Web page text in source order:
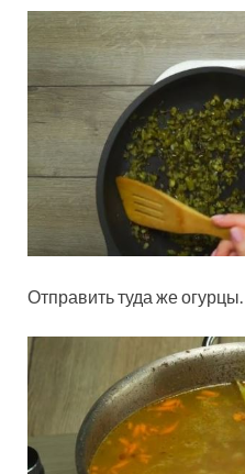
Отправить туда же огурцы.